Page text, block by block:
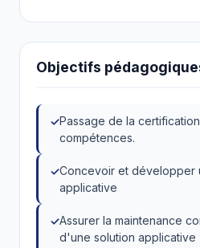
Objectifs
Passage de la
compétences.
Concevoir et développer
applicative
Assurer la maintenance
d'une solution